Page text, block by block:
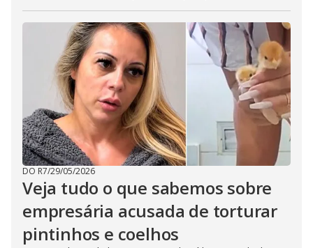
DO R7/29/05/2026
Veja tudo o que sabemos sobre
empresária acusada de torturar
pintinhos e coelhos